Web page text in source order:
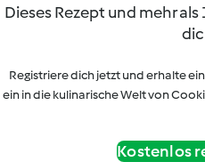
Dieses Rezept und mehr
Registriere dich jetzt und erhalte
ein in die kulinarische Welt von
Kostenlos